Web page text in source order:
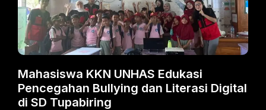
Mahasiswa KKN UNHAS Edukasi
Pencegahan Bullying dan Literasi Digital
di SD Tupabiring